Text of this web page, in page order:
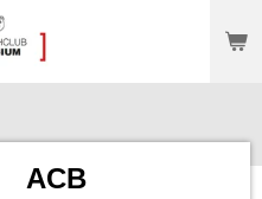
ACB